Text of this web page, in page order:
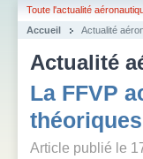
Toute l'actualité
Accueil
Actualité
Actualité
La FFVP
Article publié le